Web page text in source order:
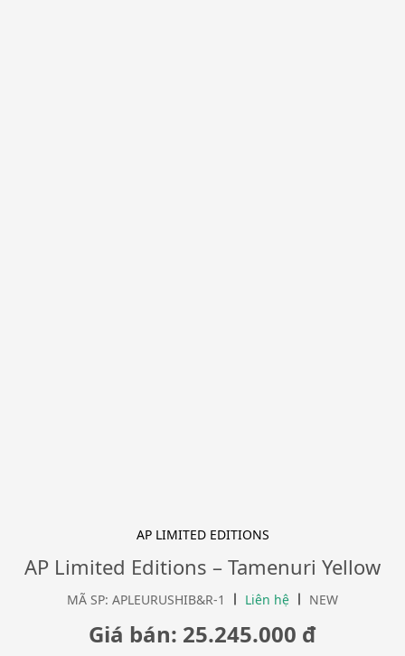
AP LIMITED EDITIONS
AP Limited Editions – Tamenuri Yellow
MÃ SP: APLEURUSHIB&R-1 Liên hệ NEW
Giá bán: 25.245.000 đ